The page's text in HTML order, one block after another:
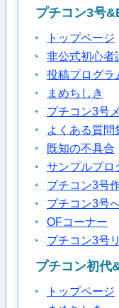
プチコン3号
トップページ
非公式初心者
投稿プログラ
まめちしき
プチコン3号
よくある質問
既知の不具合
サンプルプロ
プチコン3号
プチコン3号
OFコーナー
プチコン3号
プチコン初代
トップページ